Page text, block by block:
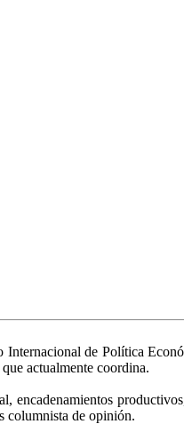
de Política
actualmente coordina.
encadenamientos
columnista de opinión.